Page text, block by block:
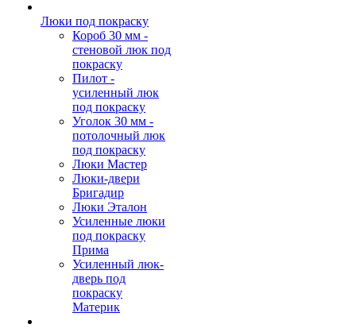
Люки под покраску
Короб 30 мм -
стеновой люк под
покраску
Пилот -
усиленный люк
под покраску
Уголок 30 мм -
потолочный люк
под покраску
Люки Мастер
Люки-двери
Бригадир
Люки Эталон
Усиленные люки
под покраску
Прима
Усиленный люк-
дверь под
покраску
Материк